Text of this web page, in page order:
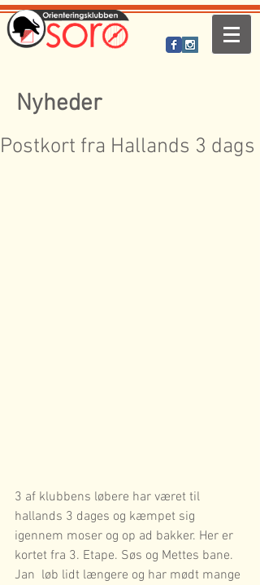
Nyheder
Postkort fra Hallands 3 dags
3 af klubbens løbere har været til
hallands 3 dages og kæmpet sig
igennem moser og op ad bakker. Her er
kortet fra 3. Etape. Søs og Mettes bane.
Jan  løb lidt længere og har mødt mange